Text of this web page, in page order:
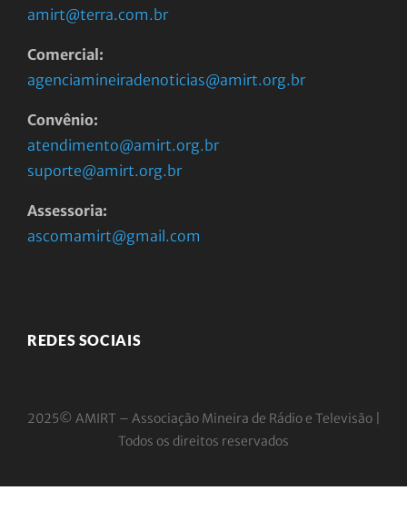
amirt@terra.com.br
Comercial:
agenciamineiradenoticias@amirt.org.br
Convênio:
atendimento@amirt.org.br
suporte@amirt.org.br
Assessoria:
ascomamirt@gmail.com
REDES SOCIAIS
2025© AMIRT – Associação Mineira de Rádio e Televisão |
Todos os direitos reservados